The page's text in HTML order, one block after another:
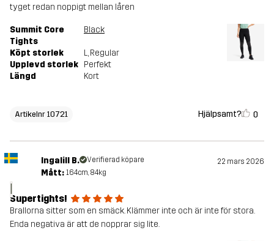
tyget redan noppigt mellan låren
Summit Core
Tights
Black
Köpt storlek L, Regular
Upplevd storlek Perfekt
Längd
Kort
Artikelnr 10721 Hjälpsamt? 0
I
Ingalill B. Verifierad köpare 22 mars 2026
Mått: 164cm, 84kg
Supertights!
Brallorna sitter som en smäck. Klämmer inte och är inte för stora.
Enda negativa är att de nopprar sig lite.